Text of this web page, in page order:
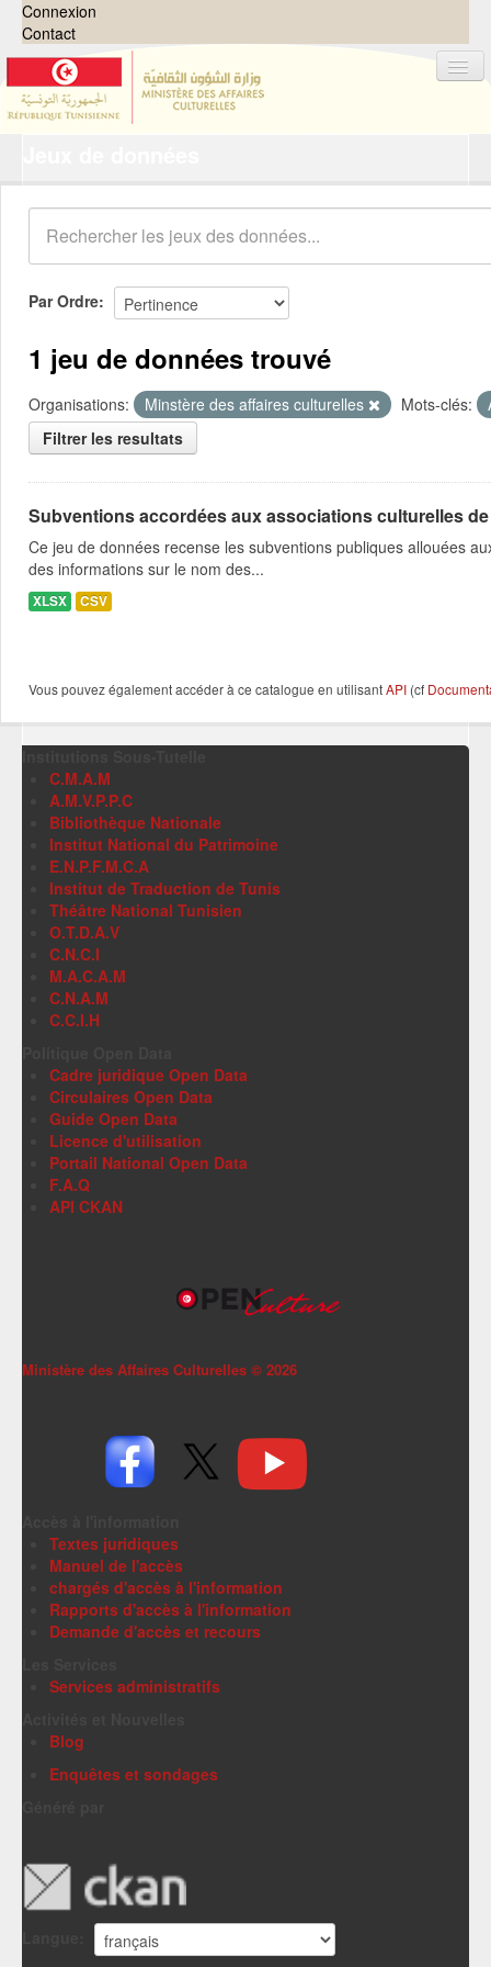
Connexion
Contact
Organisations
Groupes
Demandes 0
À propos
Par Ordre
1 jeu de données trouvé
Organisations: Minstère des affaires culturelles Mots-clés:
Filtrer les resultats
Subventions accordées aux associations culturelles
Ce jeu de données recense les subventions publiques allouées
des informations sur le nom des...
XLSX CSV
Vous pouvez également accéder à ce catalogue en utilisantAPI (cf
C.M.A.M
A.M.V.P.P.C
Bibliothèque Nationale
Institut National du Patrimoine
E.N.P.F.M.C.A
Institut de Traduction de Tunis
Théâtre National Tunisien
O.T.D.A.V
C.N.C.I
M.A.C.A.M
C.N.A.M
C.C.I.H
Cadre juridique Open Data
Circulaires Open Data
Guide Open Data
Licence d'utilisation
Portail National Open Data
F.A.Q
API CKAN
Ministère des Affaires Culturelles © 2026
Textes juridiques
Manuel de l'accès
chargés d'accès à l'information
Rapports d'accès à l'information
Demande d'accès et recours
Services administratifs
Blog
Enquêtes et sondages